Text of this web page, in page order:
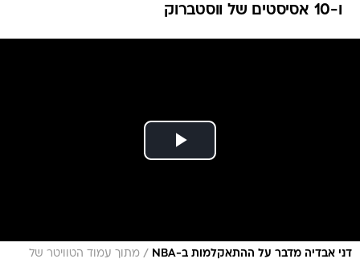
ו-10 אסיסטים של ווסטברוק
דני אבדיה מדבר על ההתאקלמות ב-NBA / מתוך עמוד הטוויטר של